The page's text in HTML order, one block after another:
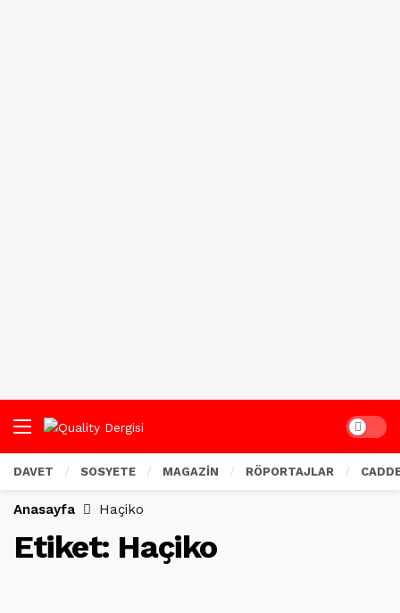
Dark
DAVET SOSYETE MAGAZİN RÖPORTAJLAR
Anasayfa Haçiko
Etiket: Haçiko